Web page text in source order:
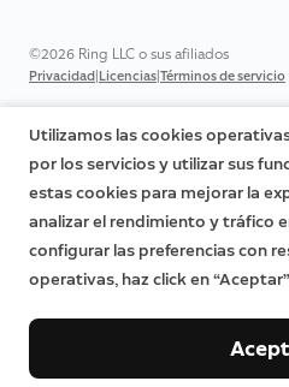
©2026 Ring LLC o sus afiliados
Privacidad|Licencias|Términos de servicio
Utilizamos las cookies
por los servicios y utilizar sus
estas cookies para mejorar la
analizar el rendimiento y tráfico
configurar las preferencias con
operativas, haz click en